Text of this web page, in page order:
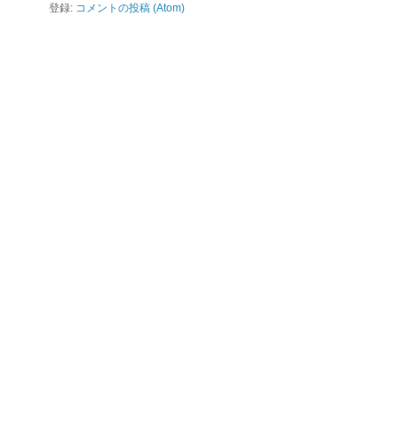
登録: コメントの投稿 (Atom)